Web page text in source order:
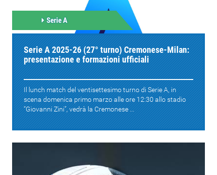
Serie A
Serie A 2025-26 (27° turno) Cremonese-Milan:
presentazione e formazioni ufficiali
Il lunch match del ventisettesimo turno di Serie A, in
scena domenica primo marzo alle ore 12:30 allo stadio
“Giovanni Zini”, vedrà la Cremonese ...